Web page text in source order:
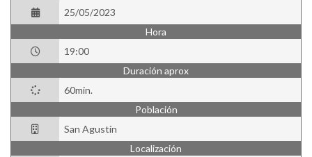
25/05/2023
Hora
19:00
Duración aprox
60min.
Población
San Agustín
Localización